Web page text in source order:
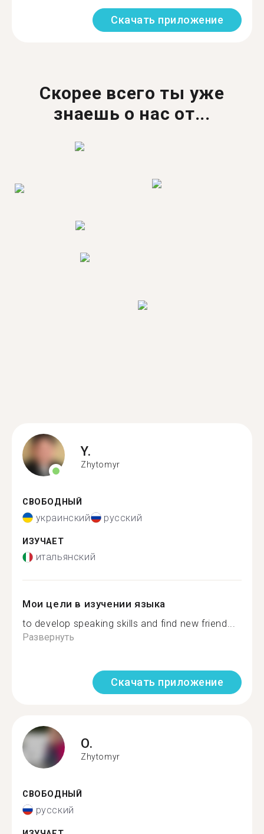
Скачать приложение
Скорее всего ты уже
знаешь о нас от...
Y.
Zhytomyr
СВОБОДНЫЙ
украинский русский
ИЗУЧАЕТ
итальянский
Мои цели в изучении языка
to develop speaking skills and find new friend...
Развернуть
Скачать приложение
O.
Zhytomyr
СВОБОДНЫЙ
русский